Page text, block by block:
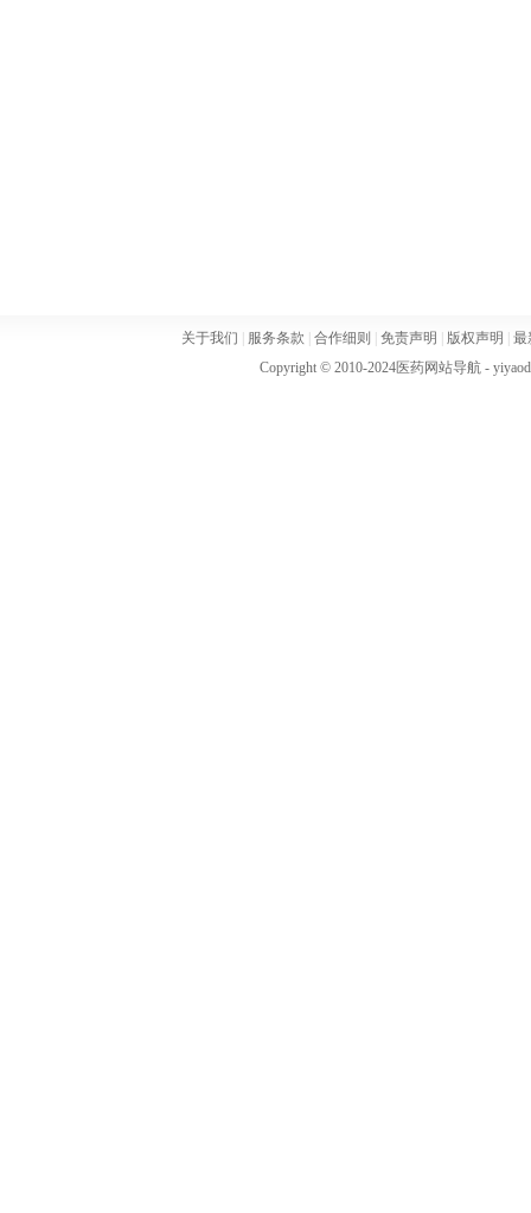
关于我们 服务条款 合作细则 免责声明 版权声明
最
Copyright © 2010-2024医药网站导航-